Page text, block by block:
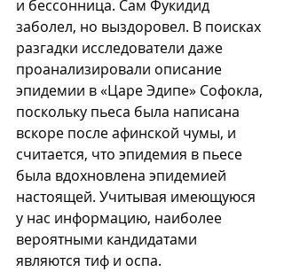
и бессонница. Сам Фукидид
заболел, но выздоровел. В поисках
разгадки исследователи даже
проанализировали описание
эпидемии в «Царе Эдипе» Софокла,
поскольку пьеса была написана
вскоре после афинской чумы, и
считается, что эпидемия в пьесе
была вдохновлена эпидемией
настоящей. Учитывая имеющуюся
у нас информацию, наиболее
вероятными кандидатами
являются тиф и оспа.